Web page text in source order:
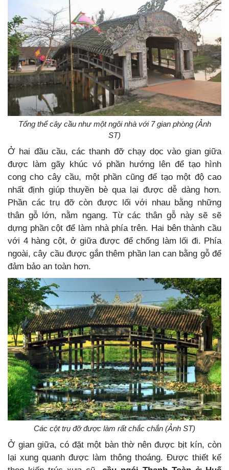
Tổng thể cây cầu như một ngôi nhà với 7 gian phòng (Ảnh
ST)
Ở hai đầu cầu, các thanh đỡ chạy dọc vào gian giữa
được làm gãy khúc vó phần hướng lên để tạo hình
cong cho cây cầu, một phần cũng để tạo một độ cao
nhất định giúp thuyền bè qua lại được dễ dàng hơn.
Phần các trụ đỡ còn được lối với nhau bằng những
thân gỗ lớn, nằm ngang. Từ các thân gỗ này sẽ sẽ
dựng phần cột để làm nhà phía trên. Hai bên thành cầu
với 4 hàng cột, ở giữa được để chống làm lối đi. Phía
ngoài, cây cầu được gắn thêm phần lan can bằng gỗ để
đảm bảo an toàn hơn.
Các cột trụ đỡ được làm rất chắc chắn (Ảnh ST)
Ở gian giữa, có đặt một bàn thờ nên được bịt kín, còn
lại xung quanh được làm thông thoáng. Được thiết kế